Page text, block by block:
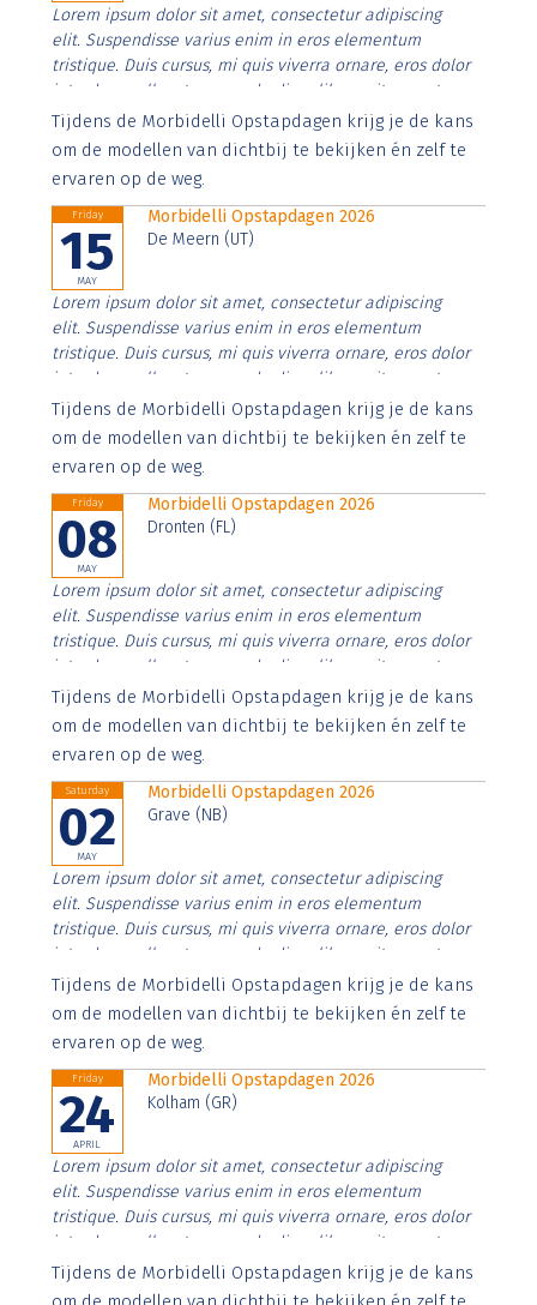
Lorem ipsum dolor sit amet, consectetur adipiscing
elit. Suspendisse varius enim in eros elementum
tristique. Duis cursus, mi quis viverra ornare, eros dolor
interdum nulla, ut commodo diam libero vitae erat.
Aenean faucibus nibh et justo cursus id rutrum lorem
imperdiet. Nunc ut sem vitae risus tristique posuere.
Tijdens de Morbidelli Opstapdagen krijg je de kans
om de modellen van dichtbij te bekijken én zelf te
ervaren op de weg.
Friday
15
MAY
Morbidelli Opstapdagen 2026
De Meern (UT)
Lorem ipsum dolor sit amet, consectetur adipiscing
elit. Suspendisse varius enim in eros elementum
tristique. Duis cursus, mi quis viverra ornare, eros dolor
interdum nulla, ut commodo diam libero vitae erat.
Aenean faucibus nibh et justo cursus id rutrum lorem
imperdiet. Nunc ut sem vitae risus tristique posuere.
Tijdens de Morbidelli Opstapdagen krijg je de kans
om de modellen van dichtbij te bekijken én zelf te
ervaren op de weg.
Friday
08
MAY
Morbidelli Opstapdagen 2026
Dronten (FL)
Lorem ipsum dolor sit amet, consectetur adipiscing
elit. Suspendisse varius enim in eros elementum
tristique. Duis cursus, mi quis viverra ornare, eros dolor
interdum nulla, ut commodo diam libero vitae erat.
Aenean faucibus nibh et justo cursus id rutrum lorem
imperdiet. Nunc ut sem vitae risus tristique posuere.
Tijdens de Morbidelli Opstapdagen krijg je de kans
om de modellen van dichtbij te bekijken én zelf te
ervaren op de weg.
Saturday
02
MAY
Morbidelli Opstapdagen 2026
Grave (NB)
Lorem ipsum dolor sit amet, consectetur adipiscing
elit. Suspendisse varius enim in eros elementum
tristique. Duis cursus, mi quis viverra ornare, eros dolor
interdum nulla, ut commodo diam libero vitae erat.
Aenean faucibus nibh et justo cursus id rutrum lorem
imperdiet. Nunc ut sem vitae risus tristique posuere.
Tijdens de Morbidelli Opstapdagen krijg je de kans
om de modellen van dichtbij te bekijken én zelf te
ervaren op de weg.
Friday
24
APRIL
Morbidelli Opstapdagen 2026
Kolham (GR)
Lorem ipsum dolor sit amet, consectetur adipiscing
elit. Suspendisse varius enim in eros elementum
tristique. Duis cursus, mi quis viverra ornare, eros dolor
interdum nulla, ut commodo diam libero vitae erat.
Aenean faucibus nibh et justo cursus id rutrum lorem
imperdiet. Nunc ut sem vitae risus tristique posuere.
Tijdens de Morbidelli Opstapdagen krijg je de kans